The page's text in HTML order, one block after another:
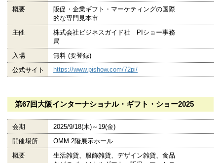
概要
販促・企業ギフト・マーケティングの国際
的な専門見本市
主催
株式会社ビジネスガイド社 PIショー事務
局
入場
無料 (要登録)
公式サイト
https://www.pishow.com/72pi/
第67回大阪インターナショナル・ギフト・ショー2025
会期
2025/9/18(木)～19(金)
開催場所
OMM 2階展示ホール
概要
生活雑貨、服飾雑貨、デザイン雑貨、食品